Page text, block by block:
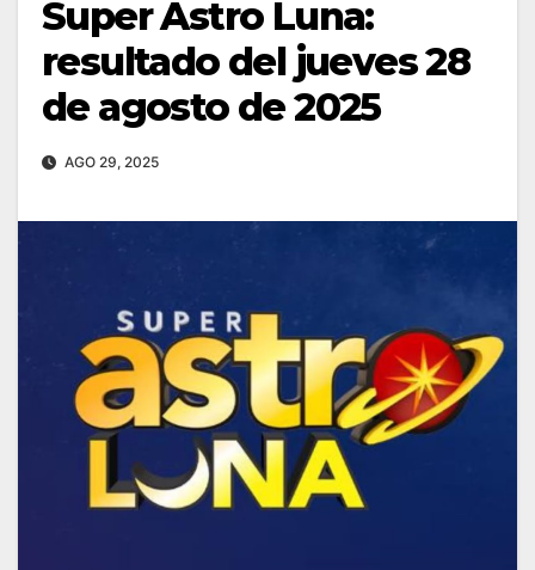
Super Astro Luna:
resultado del jueves 28
de agosto de 2025
AGO 29, 2025